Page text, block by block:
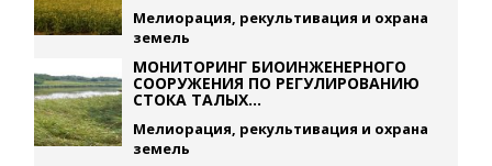
Мелиорация, рекультивация и охрана
земель
МОНИТОРИНГ БИОИНЖЕНЕРНОГО
СООРУЖЕНИЯ ПО РЕГУЛИРОВАНИЮ
СТОКА ТАЛЫХ...
Мелиорация, рекультивация и охрана
земель